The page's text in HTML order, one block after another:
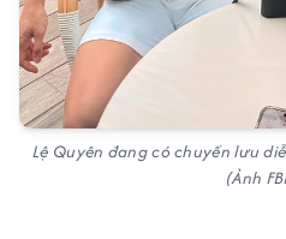
Lệ Quyên đang có chuyến lưu
(Ảnh